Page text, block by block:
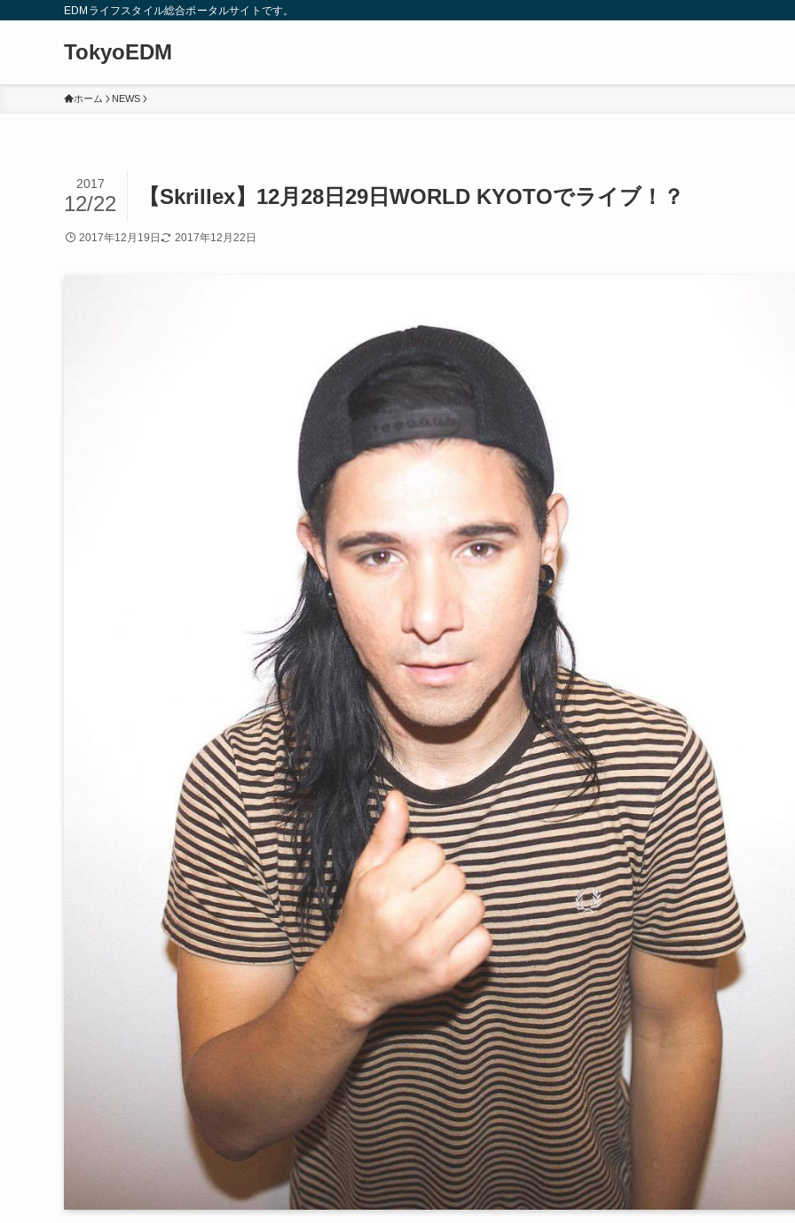
EDMライフスタイル総合ポータルサイトです。
TokyoEDM
ホーム NEWS
【Skrillex】12月28日29日WORLD KYOTOでライブ！？
2017
12/22
2017年12月19日 2017年12月22日